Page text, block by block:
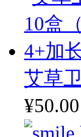
艾草
¥50.00